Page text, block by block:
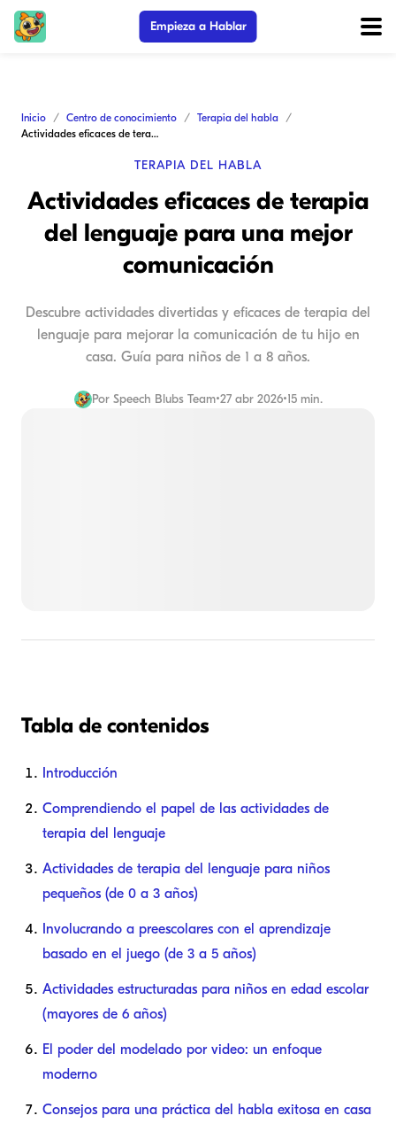
Empieza a Hablar
Inicio Centro de conocimiento
Terapia del habla
Actividades eficaces de terapia del lenguaje para una mejor comunicación
TERAPIA DEL HABLA
Actividades eficaces de terapia
del lenguaje para una mejor
comunicación
Descubre actividades divertidas y eficaces de terapia del
lenguaje para mejorar la comunicación de tu hijo en
casa. Guía para niños de 1 a 8 años.
Por Speech Blubs Team•27 abr 2026•15 min.
Tabla de contenidos
Introducción
Comprendiendo el papel de las actividades de
terapia del lenguaje
Actividades de terapia del lenguaje para niños
pequeños (de 0 a 3 años)
Involucrando a preescolares con el aprendizaje
basado en el juego (de 3 a 5 años)
Actividades estructuradas para niños en edad escolar
(mayores de 6 años)
El poder del modelado por video: un enfoque
moderno
Consejos para una práctica del habla exitosa en casa